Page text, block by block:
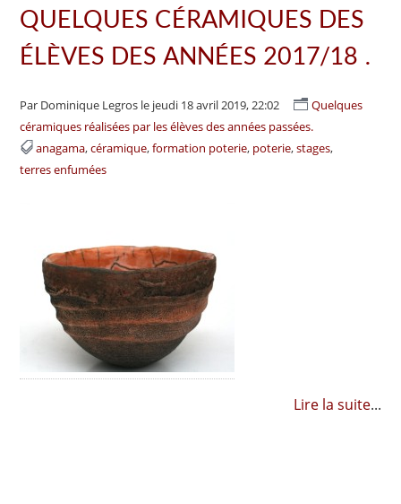
QUELQUES CÉRAMIQUES DES
ÉLÈVES DES ANNÉES 2017/18 .
Par Dominique Legros le jeudi 18 avril 2019, 22:02
Quelques
céramiques réalisées par les élèves des années passées.
anagama céramique formation poterie poterie stages
terres enfumées
Lire la suite...